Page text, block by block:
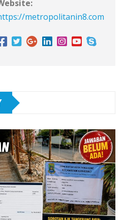
metropolitanin8.com